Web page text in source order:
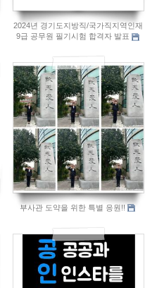
2024년 경기도지방직/국가직지역인재
9급 공무원 필기시험 합격자 발표
1214
부사관 도약을 위한 특별 응원!!
1073